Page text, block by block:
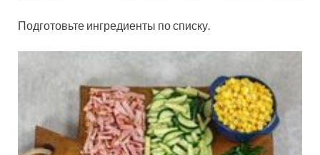
Подготовьте ингредиенты по списку.